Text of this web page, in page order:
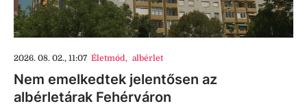
2026. 08. 02., 11:07 Életmód, albérlet
Nem emelkedtek jelentősen az
albérletárak Fehérváron